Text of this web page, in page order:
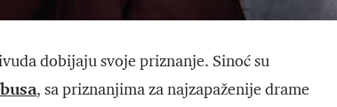
dobijaju svoje priznanje. Sinoć su
, sa priznanjima za najzapaženije drame